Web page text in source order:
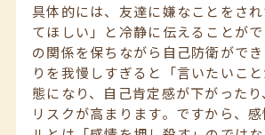
具体的には、友達に嫌なことをさ
てほしい」と冷静に伝えることが
の関係を保ちながら自己防衛がで
りを我慢しすぎると「言いたいこ
態になり、自己肯定感が下がった
リスクが高まります。ですから、